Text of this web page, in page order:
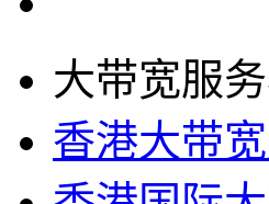
大带宽服
香港大带